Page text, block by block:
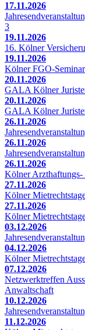
17.11.2026
3
19.11.2026
16. Kölner
19.11.2026
Kölner FGO-
20.11.2026
GALA Kölner
20.11.2026
GALA Kölner
26.11.2026
26.11.2026
26.11.2026
Kölner Arzthaftungs-
27.11.2026
Kölner
27.11.2026
Kölner
03.12.2026
04.12.2026
Kölner
07.12.2026
Netzwerktreffen
Anwaltschaft
10.12.2026
11.12.2026